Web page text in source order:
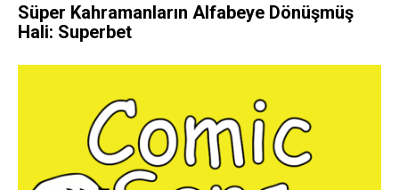
Süper Kahramanların Alfabeye Dönüşmüş
Hali: Superbet